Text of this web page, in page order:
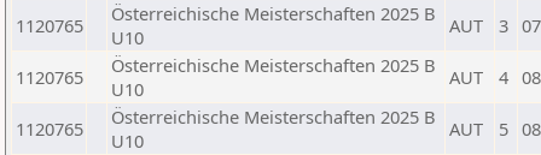
1120765
Österreichische Meisterschaften 2025 B
U10
AUT 3
1120765
Österreichische Meisterschaften 2025 B
U10
AUT 4
1120765
Österreichische Meisterschaften 2025 B
U10
AUT 5